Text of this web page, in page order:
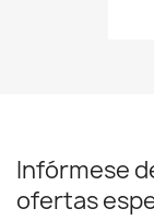
Infórmese
ofertas